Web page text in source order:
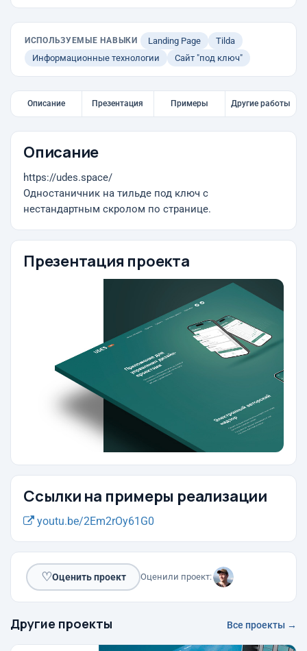
ИСПОЛЬЗУЕМЫЕ НАВЫКИ Landing Page
Tilda
Информационные технологии
Сайт "под ключ"
Описание Презентация Примеры Другие работы
Описание
https://udes.space/
Одностаничник на тильде под ключ с
нестандартным скролом по странице.
Презентация проекта
Ссылки на примеры реализации
youtu.be/2Em2rOy61G0
♡Оценить проект Оценили проект:
Другие проекты Все проекты →